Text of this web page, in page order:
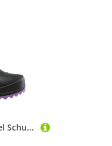
Kamik Kinder Snowangel Schuhe